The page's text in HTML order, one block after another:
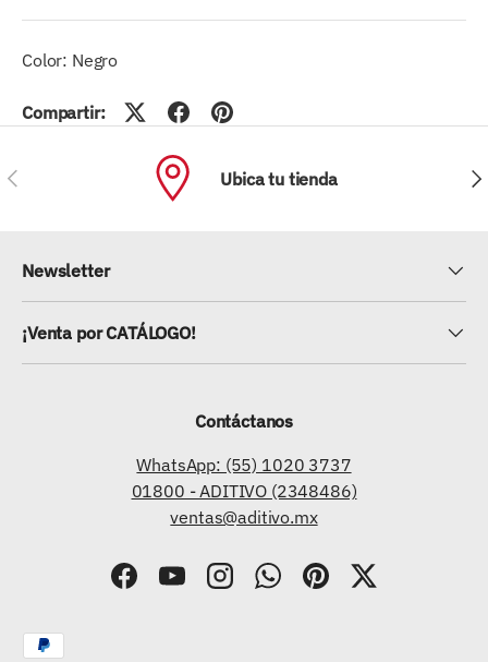
Color: Negro
Compartir:
ANTERIOR Ubica tu tienda
Newsletter
¡Venta por CATÁLOGO!
Contáctanos
WhatsApp: (55) 1020 3737
01800 - ADITIVO (2348486)
ventas@aditivo.mx
FacebookYouTubeInstagramWhatsAppPinterestTwitter
Formas de pago aceptadas